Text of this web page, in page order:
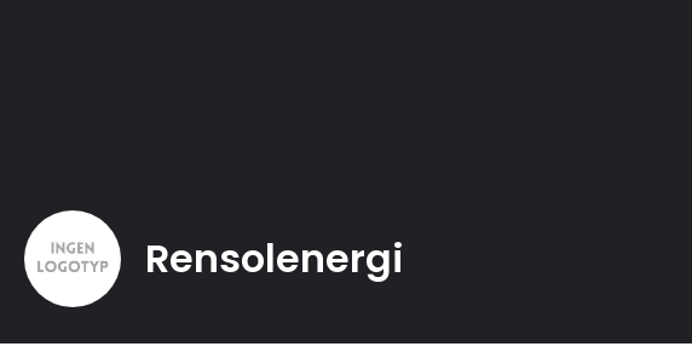
Rensolenergi